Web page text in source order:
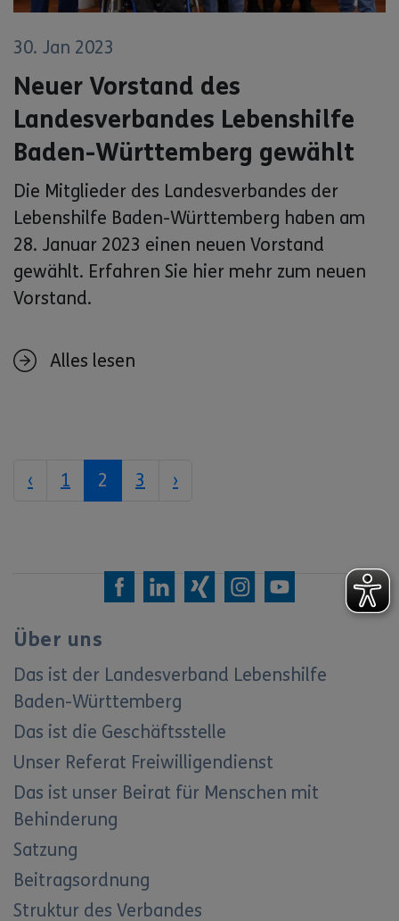
30. Jan 2023
Neuer Vorstand des
Landesverbandes Lebenshilfe
Baden-Württemberg gewählt
Die Mitglieder des Landesverbandes der
Lebenshilfe Baden-Württemberg haben am
28. Januar 2023 einen neuen Vorstand
gewählt. Erfahren Sie hier mehr zum neuen
Vorstand.
Alles lesen
‹ 1 2 3 ›
Über uns
Das ist der Landesverband Lebenshilfe
Baden-Württemberg
Das ist die Geschäftsstelle
Unser Referat Freiwilligendienst
Das ist unser Beirat für Menschen mit
Behinderung
Satzung
Beitragsordnung
Struktur des Verbandes